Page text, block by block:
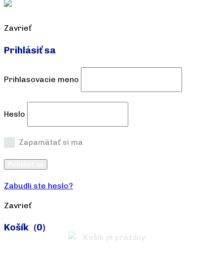
Zavrieť
Prihlásiť sa
Prihlasovacie meno
Heslo
Zapamätať si ma
Zabudli ste heslo?
Zavrieť
Košík (0)